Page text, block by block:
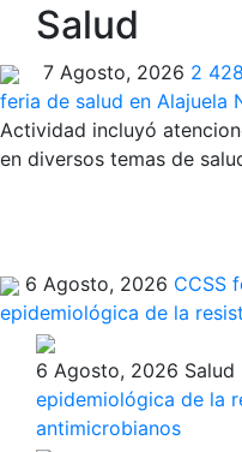
Salud
7 Agosto, 2026 2
feria de salud en Alajuela
Actividad incluyó
en diversos temas de
6 Agosto, 2026 CCSS
epidemiológica de la
6 Agosto, 2026 Salud
epidemiológica de la
antimicrobianos